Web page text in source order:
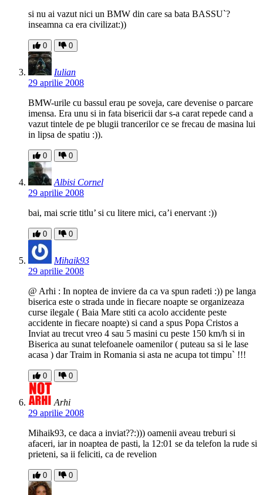
si nu ai vazut nici un BMW din care sa bata BASSU`?
inseamna ca era civilizat:))
0 0
Iulian
29 aprilie 2008
BMW-urile cu bassul erau pe soveja, care devenise o parcare
imensa. Era unu si in fata bisericii dar s-a carat repede cand a
vazut tintele de pe blugii trancerilor ce se frecau de masina lui
in lipsa de spatiu :)).
0 0
Albisi Cornel
29 aprilie 2008
bai, mai scrie titlu’ si cu litere mici, ca’i enervant :))
0 0
Mihaik93
29 aprilie 2008
@ Arhi : In noptea de inviere da ca va spun radeti :)) pe langa
biserica este o strada unde in fiecare noapte se organizeaza
curse ilegale ( Baia Mare stiti ca acolo accidente peste
accidente in fiecare noapte) si cand a spus Popa Cristos a
Inviat au trecut vreo 4 sau 5 masini cu peste 150 km/h si in
Biserica au sunat telefoanele oamenilor ( puteau sa si le lase
acasa ) dar Traim in Romania si asta ne acupa tot timpu` !!!
0 0
Arhi
29 aprilie 2008
Mihaik93, ce daca a inviat??:))) oamenii aveau treburi si
afaceri, iar in noaptea de pasti, la 12:01 se da telefon la rude si
prieteni, sa ii feliciti, ca de revelion
0 0